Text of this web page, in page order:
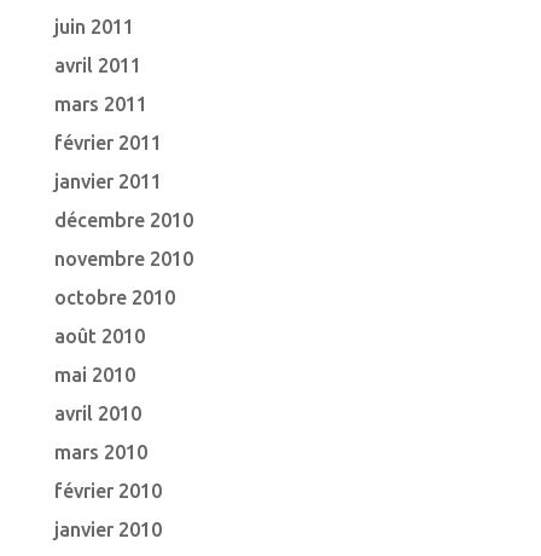
juin 2011
avril 2011
mars 2011
février 2011
janvier 2011
décembre 2010
novembre 2010
octobre 2010
août 2010
mai 2010
avril 2010
mars 2010
février 2010
janvier 2010